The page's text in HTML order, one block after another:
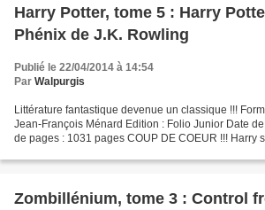
Harry Potter, tome 5 : Harry
Phénix de J.K. Rowling
Publié le 22/04/2014 à 14:54
Par Walpurgis
Littérature fantastique devenue un classique !!!
Jean-François Ménard Edition : Folio Junior Date
de pages : 1031 pages COUP DE COEUR !!! Harry
Zombillénium, tome 3 : Control